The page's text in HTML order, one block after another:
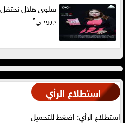
سلوى هلال تحتفل
جروحي”
استطلاع الرأي
استطلاع الرأي: اضغط للتحميل